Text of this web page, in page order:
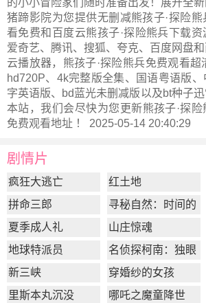
的小小冒险家们随时准备出发！展开全
猪蹄影院为您提供无删减熊孩子·探险
看免费和百度云熊孩子·探险熊兵下载资
爱奇艺、腾讯、搜狐、夸克、百度网盘
云播放器，熊孩子·探险熊兵免费观看超
hd720P、4k完整版全集、国语粤语版
字英语版、bd蓝光未删减版以及bt种子
本站，我们会尽快为您更新熊孩子·探
免费观看地址 ！ 2025-05-14 20:40:29
剧情片
疯狂大逃亡 红土地
拼命三郎
寻秘自然：时间的
形状
夏季成人礼
山庄惊魂
地球特派员
名侦探柯南：独眼
的残像
新三峡
穿婚纱的女孩
里斯本丸沉没
哪吒之魔童降世